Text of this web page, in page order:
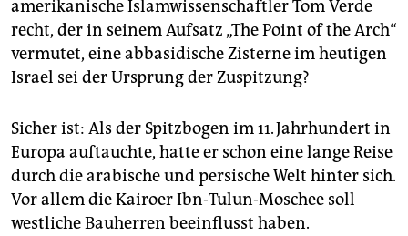
amerikanische Islamwissenschaftler Tom Verde
recht, der in seinem Aufsatz „The Point of the Arch“
vermutet, eine abbasidische Zisterne im heutigen
Israel sei der Ursprung der Zuspitzung?
Sicher ist: Als der Spitzbogen im 11. Jahrhundert in
Europa auftauchte, hatte er schon eine lange Reise
durch die arabische und persische Welt hinter sich.
Vor allem die Kairoer Ibn-Tulun-Moschee soll
westliche Bauherren beeinflusst haben.